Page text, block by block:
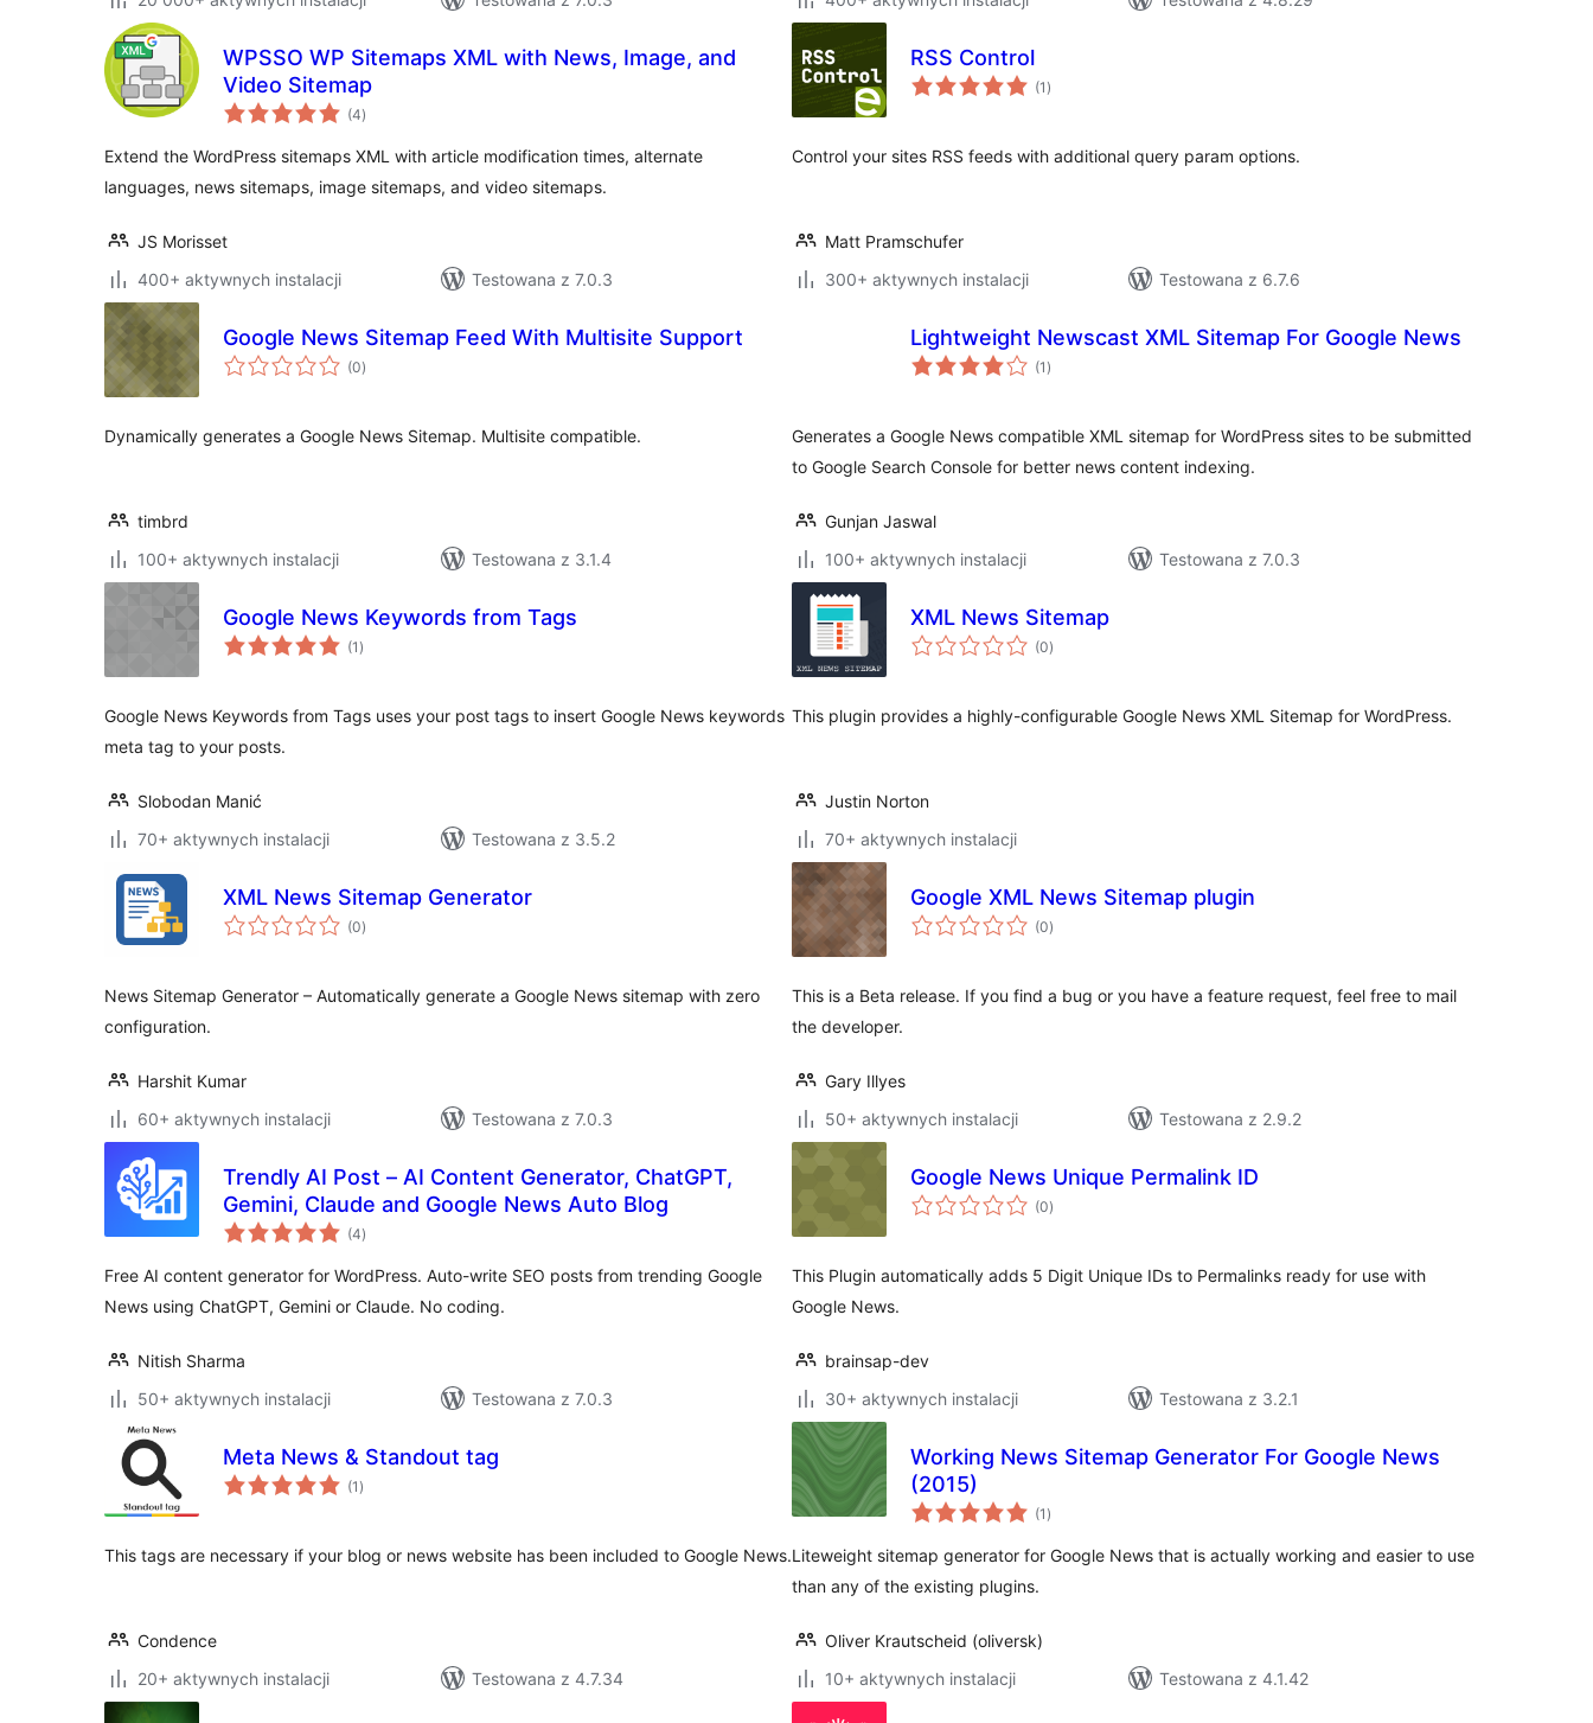
WPSSO WP Sitemaps XML with News, Image, and
Video Sitemap
(4wszystkich
ocen
)
Extend the WordPress sitemaps XML with article modification times, alternate
languages, news sitemaps, image sitemaps, and video sitemaps.
JS Morisset
400+ aktywnych instalacji
Testowana z 7.0.3
RSS Control
(1 wszystkich
ocen
)
Control your sites RSS feeds with additional query param options.
Matt Pramschufer
300+ aktywnych instalacji
Testowana z 6.7.6
Google News Sitemap Feed With Multisite Support
(0wszystkich
ocen
)
Dynamically generates a Google News Sitemap. Multisite compatible.
timbrd
100+ aktywnych instalacji
Testowana z 3.1.4
Lightweight Newscast XML Sitemap For Google News
(1 wszystkich
ocen
)
Generates a Google News compatible XML sitemap for WordPress sites to be submitted
to Google Search Console for better news content indexing.
Gunjan Jaswal
100+ aktywnych instalacji
Testowana z 7.0.3
Google News Keywords from Tags
(1 wszystkich
ocen
)
Google News Keywords from Tags uses your post tags to insert Google News keywords
meta tag to your posts.
Slobodan Manić
70+ aktywnych instalacji
Testowana z 3.5.2
XML News Sitemap
(0wszystkich
ocen
)
This plugin provides a highly-configurable Google News XML Sitemap for WordPress.
Justin Norton
70+ aktywnych instalacji
XML News Sitemap Generator
(0wszystkich
ocen
)
News Sitemap Generator – Automatically generate a Google News sitemap with zero
configuration.
Harshit Kumar
60+ aktywnych instalacji
Testowana z 7.0.3
Google XML News Sitemap plugin
(0wszystkich
ocen
)
This is a Beta release. If you find a bug or you have a feature request, feel free to mail
the developer.
Gary Illyes
50+ aktywnych instalacji
Testowana z 2.9.2
Trendly AI Post – AI Content Generator, ChatGPT,
Gemini, Claude and Google News Auto Blog
(4wszystkich
ocen
)
Free AI content generator for WordPress. Auto-write SEO posts from trending Google
News using ChatGPT, Gemini or Claude. No coding.
Nitish Sharma
50+ aktywnych instalacji
Testowana z 7.0.3
Google News Unique Permalink ID
(0wszystkich
ocen
)
This Plugin automatically adds 5 Digit Unique IDs to Permalinks ready for use with
Google News.
brainsap-dev
30+ aktywnych instalacji
Testowana z 3.2.1
Meta News & Standout tag
(1 wszystkich
ocen
)
This tags are necessary if your blog or news website has been included to Google News.
Condence
20+ aktywnych instalacji
Testowana z 4.7.34
Working News Sitemap Generator For Google News
(2015)
(1 wszystkich
ocen
)
Liteweight sitemap generator for Google News that is actually working and easier to use
than any of the existing plugins.
Oliver Krautscheid (oliversk)
10+ aktywnych instalacji
Testowana z 4.1.42